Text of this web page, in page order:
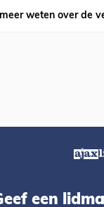
weten over de
een